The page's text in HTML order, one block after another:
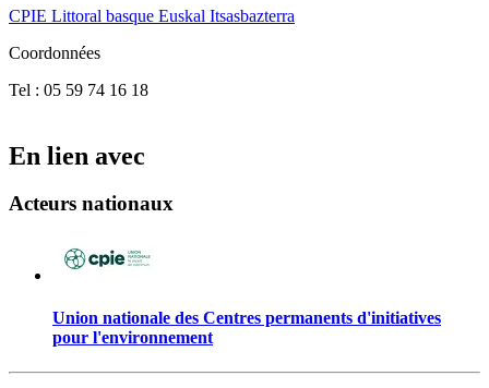
CPIE Littoral basque Euskal Itsasbazterra
Coordonnées
Tel : 05 59 74 16 18
En lien avec
Acteurs nationaux
Union nationale des Centres permanents d'initiatives
pour l'environnement